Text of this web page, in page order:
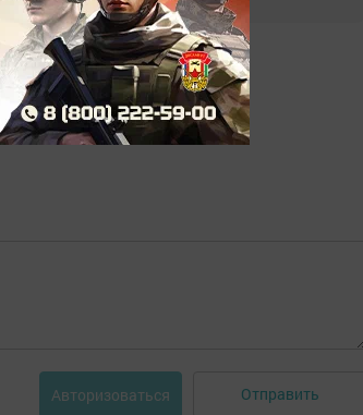
Авторизоваться Отправить